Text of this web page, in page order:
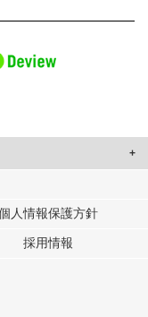
せたコンテンツや広告の
供しています。
に提供した他の情報や、
収集した他の情報を組み
人情報保護方針
採用情報